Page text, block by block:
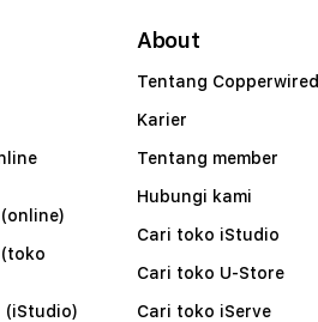
About
Tentang Copperwired
Karier
Tentang member
Hubungi kami
Cari toko iStudio
Cari toko U-Store
Cari toko iServe